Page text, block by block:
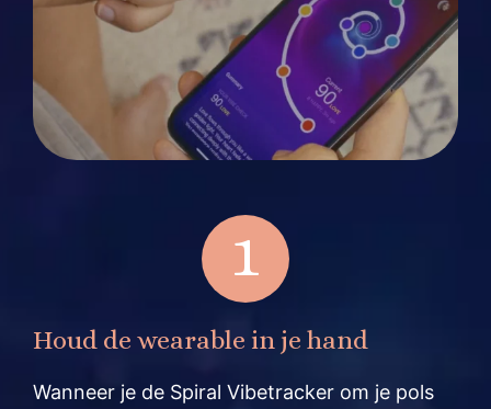
1
Houd de wearable in je hand
Wanneer je de Spiral Vibetracker om je pols